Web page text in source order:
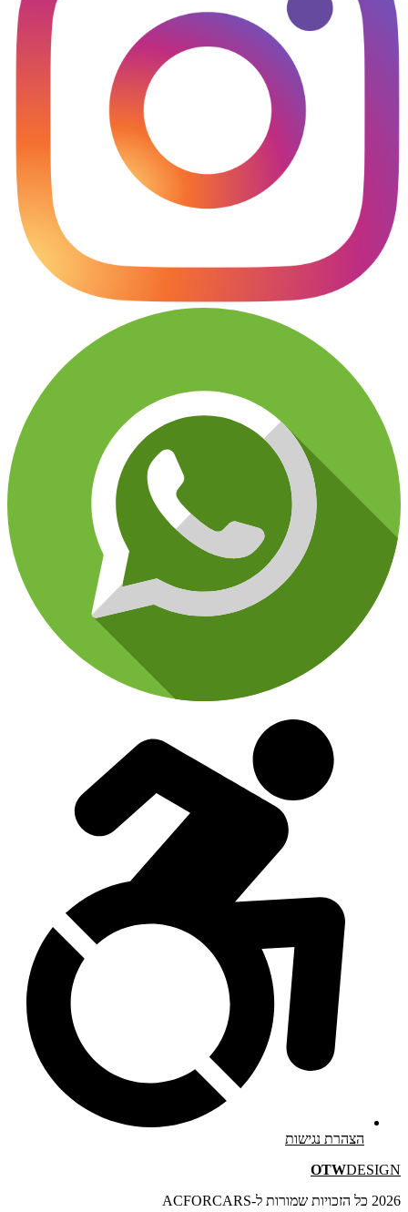
הצהרת נגישות
OTWDESIGN
2026 כל הזכויות שמורות ל-ACFORCARS